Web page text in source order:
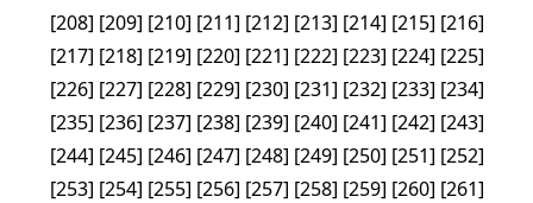
[208] [209] [210] [211] [212] [213] [214] [215] [216]
[217] [218] [219] [220] [221] [222] [223] [224] [225]
[226] [227] [228] [229] [230] [231] [232] [233] [234]
[235] [236] [237] [238] [239] [240] [241] [242] [243]
[244] [245] [246] [247] [248] [249] [250] [251] [252]
[253] [254] [255] [256] [257] [258] [259] [260] [261]